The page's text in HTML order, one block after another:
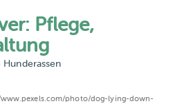
Pflege,
Hunderassen
photo/dog-lying-down-